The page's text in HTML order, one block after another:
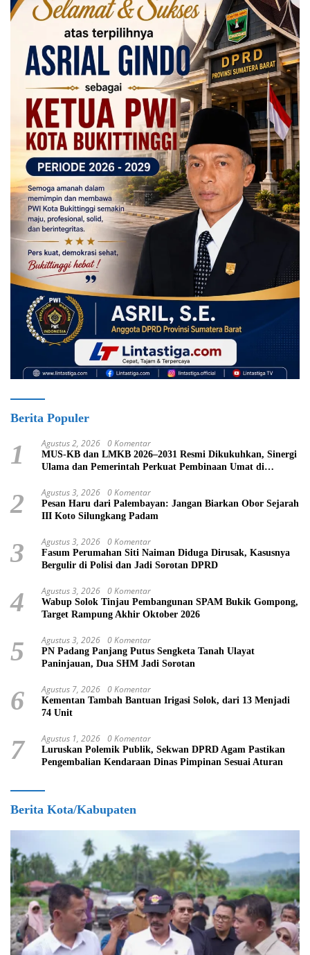
Berita Populer
1 Agustus 2, 2026 0 Komentar
MUS-KB dan LMKB 2026–2031 Resmi Dikukuhkan, Sinergi
Ulama dan Pemerintah Perkuat Pembinaan Umat di
2 Agustus 3, 2026 0 Komentar
Pesan Haru dari Palembayan: Jangan Biarkan Obor Sejarah
III Koto Silungkang Padam
3 Agustus 3, 2026 0 Komentar
Fasum Perumahan Siti Naiman Diduga Dirusak, Kasusnya
Bergulir di Polisi dan Jadi Sorotan DPRD
4 Agustus 3, 2026 0 Komentar
Wabup Solok Tinjau Pembangunan SPAM Bukik Gompong,
Target Rampung Akhir Oktober 2026
5 Agustus 3, 2026 0 Komentar
PN Padang Panjang Putus Sengketa Tanah Ulayat
Paninjauan, Dua SHM Jadi Sorotan
6 Agustus 7, 2026 0 Komentar
Kementan Tambah Bantuan Irigasi Solok, dari 13 Menjadi
74 Unit
7 Agustus 1, 2026 0 Komentar
Luruskan Polemik Publik, Sekwan DPRD Agam Pastikan
Pengembalian Kendaraan Dinas Pimpinan Sesuai Aturan
Berita Kota/Kabupaten